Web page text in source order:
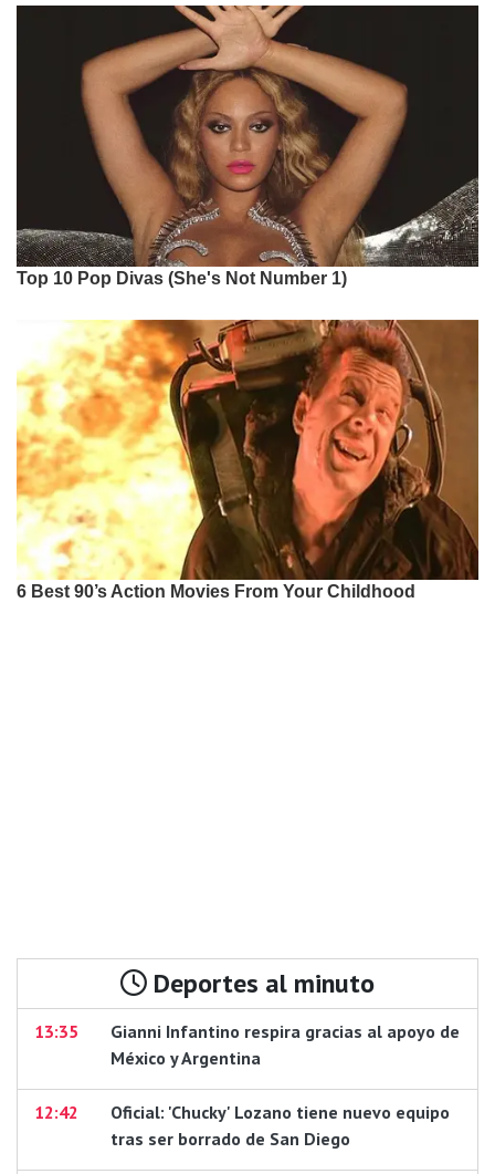
Deportes al minuto
13:35
Gianni Infantino respira gracias al apoyo de
México y Argentina
12:42
Oficial: 'Chucky' Lozano tiene nuevo equipo
tras ser borrado de San Diego